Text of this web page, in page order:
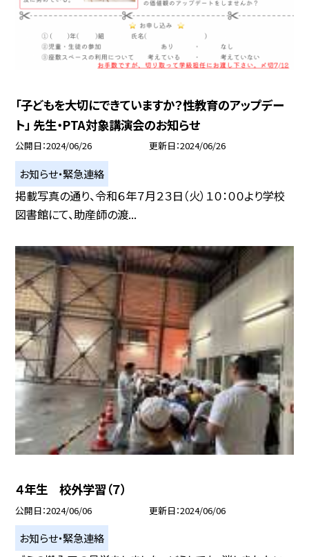
「子どもを大切にできていますか？性教育のアップデー
ト」 先生・PTA対象講演会のお知らせ
公開日 2024/06/26 更新日 2024/06/26
お知らせ・緊急連絡
掲載写真の通り、令和６年７月２３日（火）１０：００より学校
図書館にて、助産師の渡...
４年生 校外学習（７）
公開日 2024/06/06 更新日 2024/06/06
お知らせ・緊急連絡